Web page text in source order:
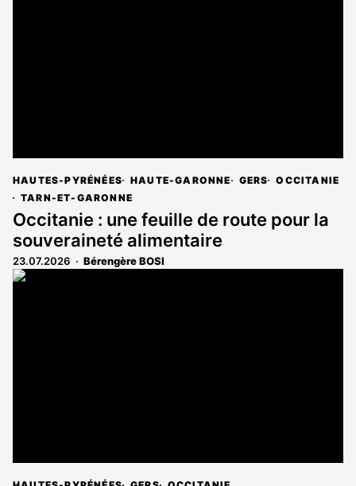
HAUTES-PYRÉNÉES HAUTE-GARONNE GERS
OCCITANIE
TARN-ET-GARONNE
Occitanie : une feuille de route pour la
souveraineté alimentaire
23.07.2026 Bérengère BOSI